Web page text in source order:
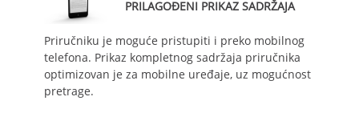
PRILAGOĐENI PRIKAZ SADRŽAJA
Priručniku je moguće pristupiti i preko mobilnog
telefona. Prikaz kompletnog sadržaja priručnika
optimizovan je za mobilne uređaje, uz mogućnost
pretrage.